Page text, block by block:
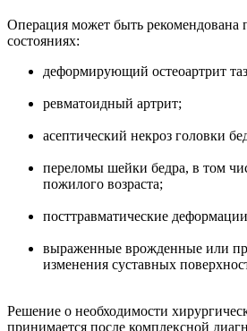
Операция может быть
состояниях:
деформирующий остеоартрит
ревматоидный артрит;
асептический некроз головки
переломы шейки бедра, в том
пожилого возраста;
посттравматические
выраженные врожденные или
изменения суставных
Решение о необходимости
принимается после комплексной